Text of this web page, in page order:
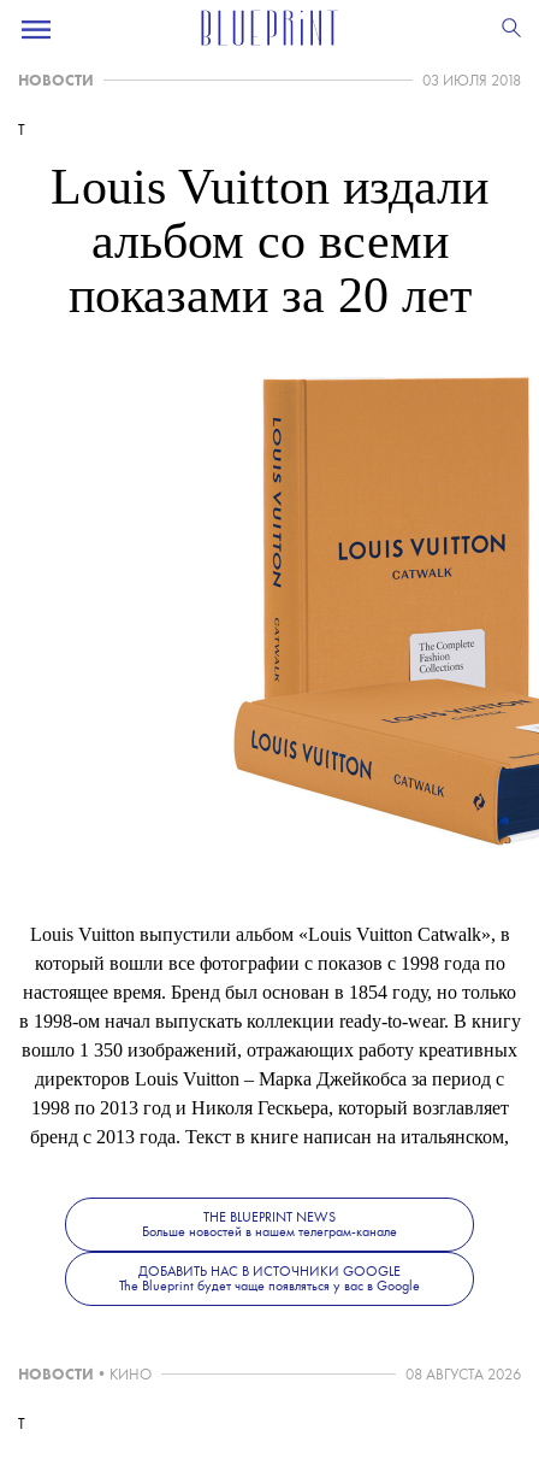
НОВОСТИ 03 ИЮЛЯ 2018
T
Louis Vuitton издали
альбом со всеми
показами за 20 лет
Louis Vuitton выпустили альбом «Louis Vuitton Catwalk», в
который вошли все фотографии с показов с 1998 года по
настоящее время. Бренд был основан в 1854 году, но только
в 1998-ом начал выпускать коллекции ready-to-wear. В книгу
вошло 1 350 изображений, отражающих работу креативных
директоров Louis Vuitton – Марка Джейкобса за период с
1998 по 2013 год и Николя Гескьера, который возглавляет
бренд с 2013 года. Текст в книге написан на итальянском,
в сентябре.
THE BLUEPRINT NEWS
Больше новостей в нашем телеграм-канале
ДОБАВИТЬ НАС В ИСТОЧНИКИ GOOGLE
The Blueprint будет чаще появляться у вас в Google
НОВОСТИ • КИНО 08 АВГУСТА 2026
T